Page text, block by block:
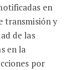
en
transmisión y
de las
en la
por